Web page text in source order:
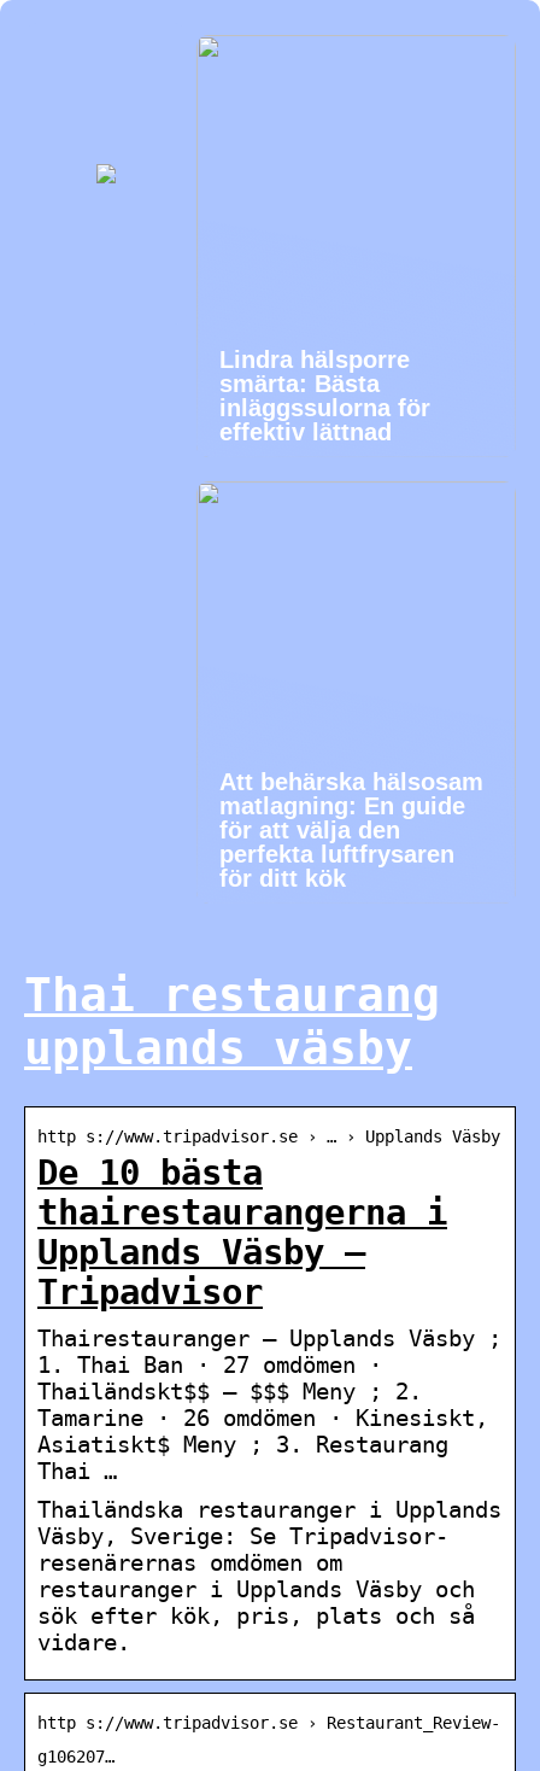
Lindra hälsporre
smärta: Bästa
inläggssulorna för
effektiv lättnad
Att behärska hälsosam
matlagning: En guide
för att välja den
perfekta luftfrysaren
för ditt kök
Thai restaurang
upplands väsby
http s://www.tripadvisor.se › … › Upplands Väsby
De 10 bästa
thairestaurangerna i
Upplands Väsby –
Tripadvisor
Thairestauranger – Upplands Väsby ;
1. Thai Ban · 27 omdömen ·
Thailändskt$$ – $$$ Meny ; 2.
Tamarine · 26 omdömen · Kinesiskt,
Asiatiskt$ Meny ; 3. Restaurang
Thai …
Thailändska restauranger i Upplands
Väsby, Sverige: Se Tripadvisor-
resenärernas omdömen om
restauranger i Upplands Väsby och
sök efter kök, pris, plats och så
vidare.
http s://www.tripadvisor.se › Restaurant_Review-
g106207…